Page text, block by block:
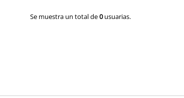
Se muestra un total de0usuarias.